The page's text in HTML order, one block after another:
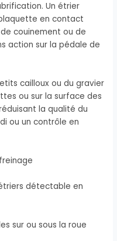
Un étrier
en contact
couinement ou de
action sur la pédale de
cailloux ou du gravier
ou sur la surface des
la qualité du
ou un contrôle en
détectable en
sur ou sous la roue